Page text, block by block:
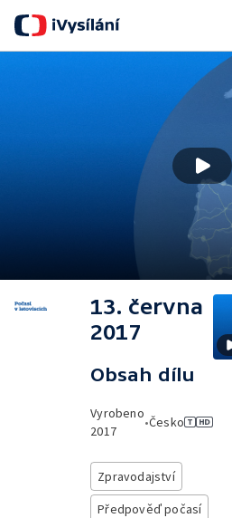
13. června
2017
Obsah dílu
Vyrobeno
2017
•Česko
Zpravodajství
Předpověď počasí